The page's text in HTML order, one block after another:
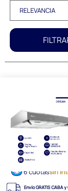
6 cuotassin
Envío GRATIS CABA y